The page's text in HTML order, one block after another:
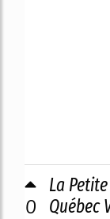
0
La
Québec